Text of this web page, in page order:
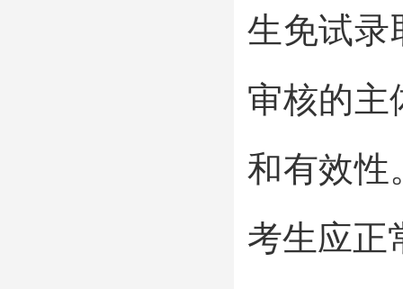
生免试录
审核的主
和有效性
考生应正